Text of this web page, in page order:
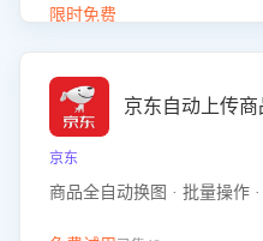
初始化时间，助力企业快速
限时免费
京东自动上传
京东
商品全自动换图 · 批量操作